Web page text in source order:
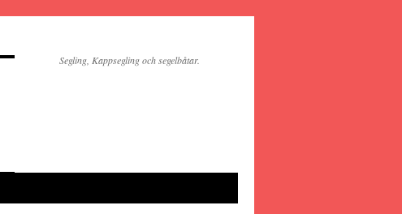
Segling, Kappsegling och segelbåtar.